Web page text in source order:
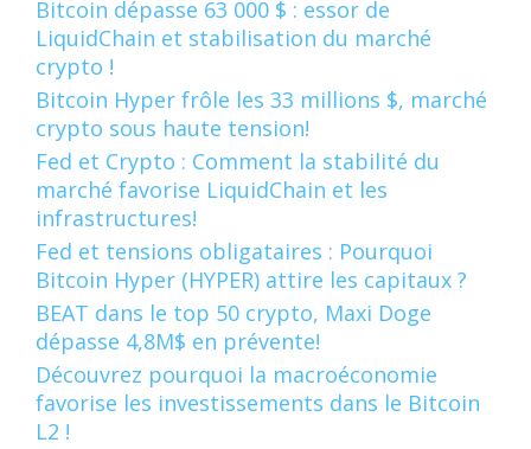
Bitcoin dépasse 63 000 $ : essor de
LiquidChain et stabilisation du marché
crypto !
Bitcoin Hyper frôle les 33 millions $, marché
crypto sous haute tension!
Fed et Crypto : Comment la stabilité du
marché favorise LiquidChain et les
infrastructures!
Fed et tensions obligataires : Pourquoi
Bitcoin Hyper (HYPER) attire les capitaux ?
BEAT dans le top 50 crypto, Maxi Doge
dépasse 4,8M$ en prévente!
Découvrez pourquoi la macroéconomie
favorise les investissements dans le Bitcoin
L2 !